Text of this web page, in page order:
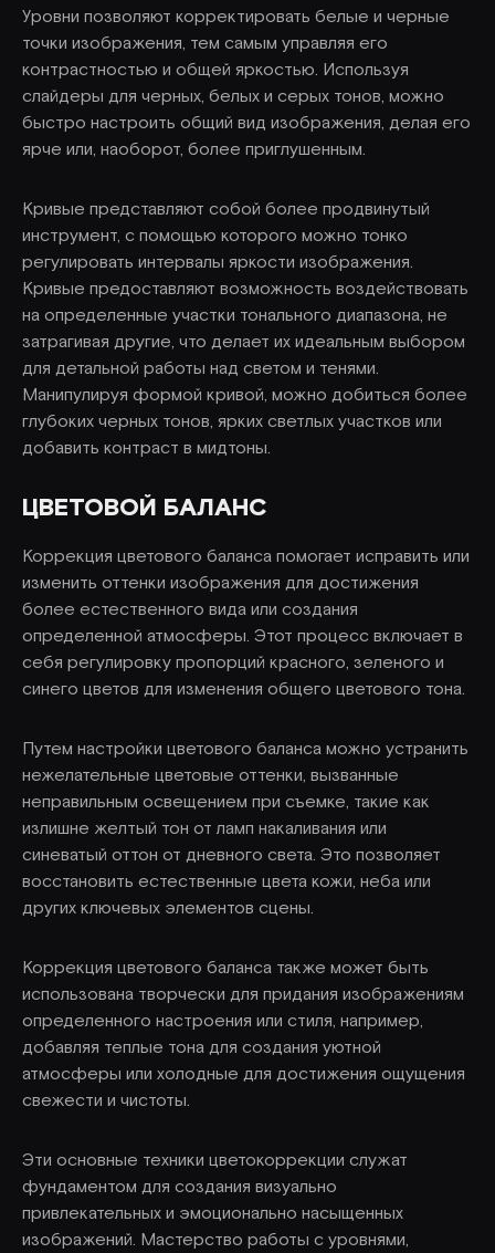
Уровни позволяют корректировать белые и черные
точки изображения, тем самым управляя его
контрастностью и общей яркостью. Используя
слайдеры для черных, белых и серых тонов, можно
быстро настроить общий вид изображения, делая его
ярче или, наоборот, более приглушенным.
Кривые представляют собой более продвинутый
инструмент, с помощью которого можно тонко
регулировать интервалы яркости изображения.
Кривые предоставляют возможность воздействовать
на определенные участки тонального диапазона, не
затрагивая другие, что делает их идеальным выбором
для детальной работы над светом и тенями.
Манипулируя формой кривой, можно добиться более
глубоких черных тонов, ярких светлых участков или
добавить контраст в мидтоны.
ЦВЕТОВОЙ БАЛАНС
Коррекция цветового баланса помогает исправить или
изменить оттенки изображения для достижения
более естественного вида или создания
определенной атмосферы. Этот процесс включает в
себя регулировку пропорций красного, зеленого и
синего цветов для изменения общего цветового тона.
Путем настройки цветового баланса можно устранить
нежелательные цветовые оттенки, вызванные
неправильным освещением при съемке, такие как
излишне желтый тон от ламп накаливания или
синеватый оттон от дневного света. Это позволяет
восстановить естественные цвета кожи, неба или
других ключевых элементов сцены.
Коррекция цветового баланса также может быть
использована творчески для придания изображениям
определенного настроения или стиля, например,
добавляя теплые тона для создания уютной
атмосферы или холодные для достижения ощущения
свежести и чистоты.
Эти основные техники цветокоррекции служат
фундаментом для создания визуально
привлекательных и эмоционально насыщенных
изображений. Мастерство работы с уровнями,